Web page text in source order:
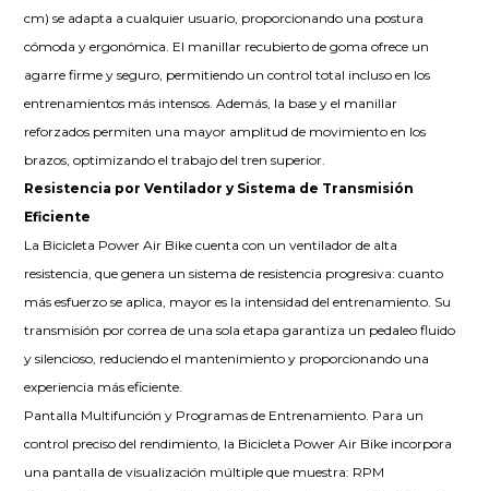
cm) se adapta a cualquier usuario, proporcionando una postura
cómoda y ergonómica. El manillar recubierto de goma ofrece un
agarre firme y seguro, permitiendo un control total incluso en los
entrenamientos más intensos. Además, la base y el manillar
reforzados permiten una mayor amplitud de movimiento en los
brazos, optimizando el trabajo del tren superior.
Resistencia por Ventilador y Sistema de Transmisión
Eficiente
La Bicicleta Power Air Bike cuenta con un ventilador de alta
resistencia, que genera un sistema de resistencia progresiva: cuanto
más esfuerzo se aplica, mayor es la intensidad del entrenamiento. Su
transmisión por correa de una sola etapa garantiza un pedaleo fluido
y silencioso, reduciendo el mantenimiento y proporcionando una
experiencia más eficiente.
Pantalla Multifunción y Programas de Entrenamiento. Para un
control preciso del rendimiento, la Bicicleta Power Air Bike incorpora
una pantalla de visualización múltiple que muestra: RPM